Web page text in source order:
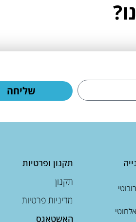
שליחה
תקנון ופרטיות
תקנון
מדיניות פרטיות
האשטאגס